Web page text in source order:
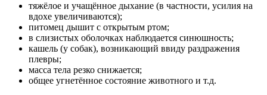
тяжёлое и учащённое дыхание (в частности, усилия на
вдохе увеличиваются);
питомец дышит с открытым ртом;
в слизистых оболочках наблюдается синюшность;
кашель (у собак), возникающий ввиду раздражения
плевры;
масса тела резко снижается;
общее угнетённое состояние животного и т.д.